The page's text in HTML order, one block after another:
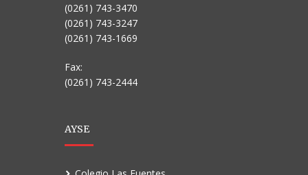
(0261) 743-3470
(0261) 743-3247
(0261) 743-1669
Fax:
(0261) 743-2444
AYSE